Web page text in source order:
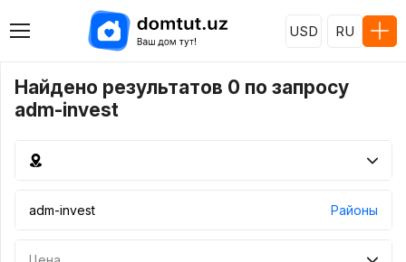
USD RU
Найдено результатов 0 по запросу
adm-invest
Районы